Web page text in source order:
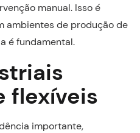
manual. Isso é
ambientes de produção de
é fundamental.
flexíveis
importante,